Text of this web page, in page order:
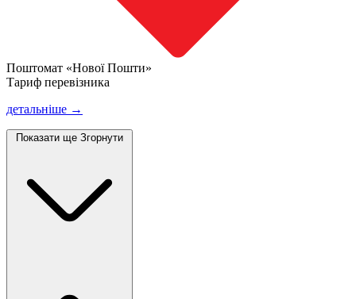
Поштомат «Нової Пошти»
Тариф перевізника
детальніше →
Показати ще Згорнути